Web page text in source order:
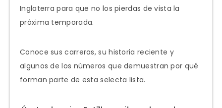
Inglaterra para que no los pierdas de vista la
próxima temporada.
Conoce sus carreras, su historia reciente y
algunos de los números que demuestran por qué
forman parte de esta selecta lista.